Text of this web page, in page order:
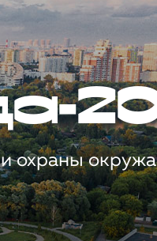
и охраны